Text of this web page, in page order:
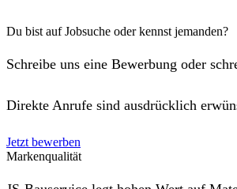
Du bist auf Jobsuche oder kennst jemanden?
Schreibe uns eine Bewerbung oder
Direkte Anrufe sind ausdrücklich
Jetzt bewerben
Markenqualität